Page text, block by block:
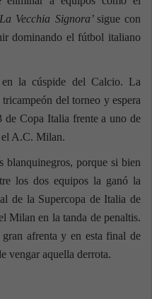
La Vecchia Signora’ sigue con
dominando el fútbol italiano
la cúspide del Calcio. La
del torneo y espera
de Copa Italia frente a uno de
el A.C. Milan.
blanquinegros, porque si bien
los dos equipos la ganó la
de la Supercopa de Italia de
Milan en la tanda de penaltis.
afrenta y en esta final de
vengar aquella derrota.